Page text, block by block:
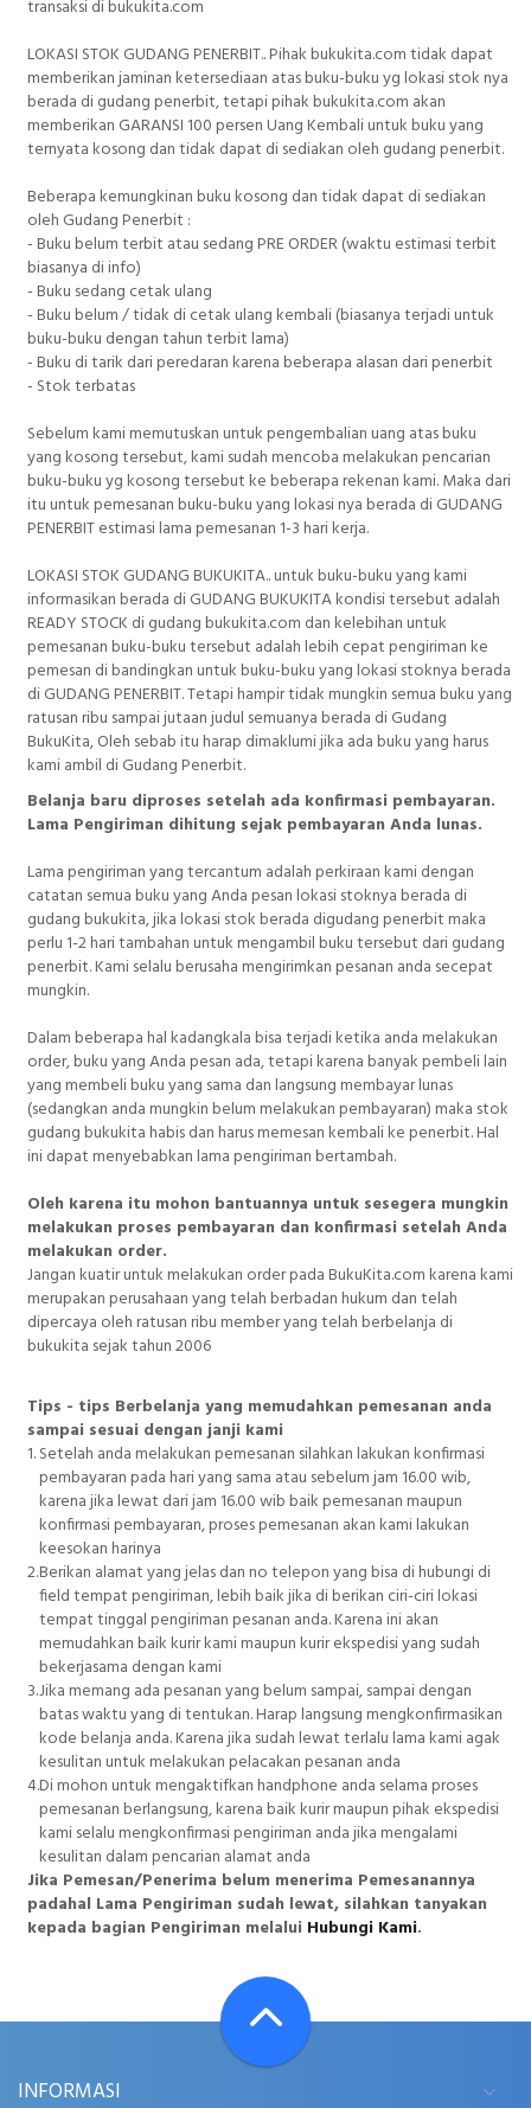
transaksi di bukukita.com
LOKASI STOK GUDANG PENERBIT.. Pihak bukukita.com tidak dapat
memberikan jaminan ketersediaan atas buku-buku yg lokasi stok nya
berada di gudang penerbit, tetapi pihak bukukita.com akan
memberikan GARANSI 100 persen Uang Kembali untuk buku yang
ternyata kosong dan tidak dapat di sediakan oleh gudang penerbit.
Beberapa kemungkinan buku kosong dan tidak dapat di sediakan
oleh Gudang Penerbit :
- Buku belum terbit atau sedang PRE ORDER (waktu estimasi terbit
biasanya di info)
- Buku sedang cetak ulang
- Buku belum / tidak di cetak ulang kembali (biasanya terjadi untuk
buku-buku dengan tahun terbit lama)
- Buku di tarik dari peredaran karena beberapa alasan dari penerbit
- Stok terbatas
Sebelum kami memutuskan untuk pengembalian uang atas buku
yang kosong tersebut, kami sudah mencoba melakukan pencarian
buku-buku yg kosong tersebut ke beberapa rekenan kami. Maka dari
itu untuk pemesanan buku-buku yang lokasi nya berada di GUDANG
PENERBIT estimasi lama pemesanan 1-3 hari kerja.
LOKASI STOK GUDANG BUKUKITA.. untuk buku-buku yang kami
informasikan berada di GUDANG BUKUKITA kondisi tersebut adalah
READY STOCK di gudang bukukita.com dan kelebihan untuk
pemesanan buku-buku tersebut adalah lebih cepat pengiriman ke
pemesan di bandingkan untuk buku-buku yang lokasi stoknya berada
di GUDANG PENERBIT. Tetapi hampir tidak mungkin semua buku yang
ratusan ribu sampai jutaan judul semuanya berada di Gudang
BukuKita, Oleh sebab itu harap dimaklumi jika ada buku yang harus
kami ambil di Gudang Penerbit.
Belanja baru diproses setelah ada konfirmasi pembayaran.
Lama Pengiriman dihitung sejak pembayaran Anda lunas.
Lama pengiriman yang tercantum adalah perkiraan kami dengan
catatan semua buku yang Anda pesan lokasi stoknya berada di
gudang bukukita, jika lokasi stok berada digudang penerbit maka
perlu 1-2 hari tambahan untuk mengambil buku tersebut dari gudang
penerbit. Kami selalu berusaha mengirimkan pesanan anda secepat
mungkin.
Dalam beberapa hal kadangkala bisa terjadi ketika anda melakukan
order, buku yang Anda pesan ada, tetapi karena banyak pembeli lain
yang membeli buku yang sama dan langsung membayar lunas
(sedangkan anda mungkin belum melakukan pembayaran) maka stok
gudang bukukita habis dan harus memesan kembali ke penerbit. Hal
ini dapat menyebabkan lama pengiriman bertambah.
Oleh karena itu mohon bantuannya untuk sesegera mungkin
melakukan proses pembayaran dan konfirmasi setelah Anda
melakukan order.
Jangan kuatir untuk melakukan order pada BukuKita.com karena kami
merupakan perusahaan yang telah berbadan hukum dan telah
dipercaya oleh ratusan ribu member yang telah berbelanja di
bukukita sejak tahun 2006
Tips - tips Berbelanja yang memudahkan pemesanan anda
sampai sesuai dengan janji kami
1.Setelah anda melakukan pemesanan silahkan lakukan konfirmasi
pembayaran pada hari yang sama atau sebelum jam 16.00 wib,
karena jika lewat dari jam 16.00 wib baik pemesanan maupun
konfirmasi pembayaran, proses pemesanan akan kami lakukan
keesokan harinya
2.Berikan alamat yang jelas dan no telepon yang bisa di hubungi di
field tempat pengiriman, lebih baik jika di berikan ciri-ciri lokasi
tempat tinggal pengiriman pesanan anda. Karena ini akan
memudahkan baik kurir kami maupun kurir ekspedisi yang sudah
bekerjasama dengan kami
3.Jika memang ada pesanan yang belum sampai, sampai dengan
batas waktu yang di tentukan. Harap langsung mengkonfirmasikan
kode belanja anda. Karena jika sudah lewat terlalu lama kami agak
kesulitan untuk melakukan pelacakan pesanan anda
4.Di mohon untuk mengaktifkan handphone anda selama proses
pemesanan berlangsung, karena baik kurir maupun pihak ekspedisi
kami selalu mengkonfirmasi pengiriman anda jika mengalami
kesulitan dalam pencarian alamat anda
Jika Pemesan/Penerima belum menerima Pemesanannya
padahal Lama Pengiriman sudah lewat, silahkan tanyakan
kepada bagian Pengiriman melalui Hubungi Kami.
INFORMASI